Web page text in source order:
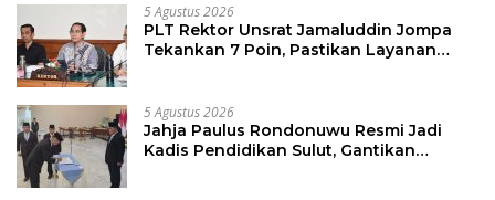
5 Agustus 2026
PLT Rektor Unsrat Jamaluddin Jompa
Tekankan 7 Poin, Pastikan Layanan
5 Agustus 2026
Jahja Paulus Rondonuwu Resmi Jadi
Kadis Pendidikan Sulut, Gantikan